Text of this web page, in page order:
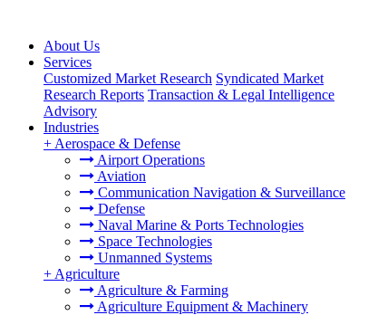
About Us
Services
Customized Market Research Syndicated Market
Research Reports Transaction & Legal Intelligence
Advisory
Industries
+ Aerospace & Defense
Airport Operations
Aviation
Communication Navigation & Surveillance
Defense
Naval Marine & Ports Technologies
Space Technologies
Unmanned Systems
+ Agriculture
Agriculture & Farming
Agriculture Equipment & Machinery